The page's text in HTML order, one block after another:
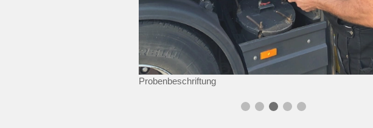
Probenbeschriftung